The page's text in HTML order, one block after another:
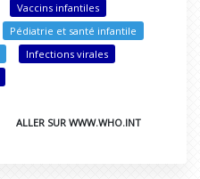
Vaccins infantiles
Pédiatrie et santé infantile
Infections virales
ALLER SUR WWW.WHO.INT